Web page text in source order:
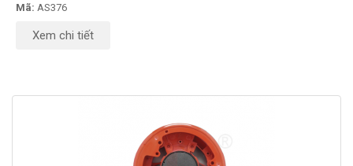
Mã: AS376
Xem chi tiết